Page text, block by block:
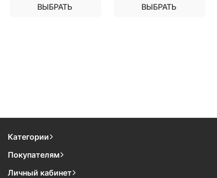
ВЫБРАТЬ ВЫБРАТЬ
Категории
Покупателям
Личный кабинет